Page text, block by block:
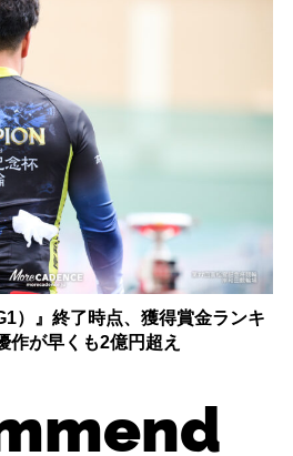
）』終了時点、獲得賞金ランキ
作が早くも2億円超え